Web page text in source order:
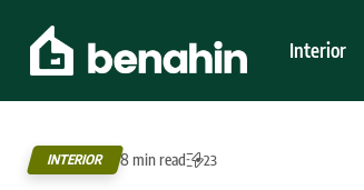
Interior
INTERIOR 8 min read 23